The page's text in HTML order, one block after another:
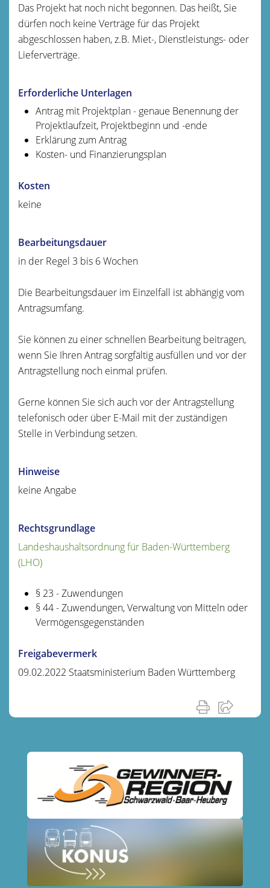
Das Projekt hat noch nicht begonnen. Das heißt, Sie
dürfen noch keine Verträge für das Projekt
abgeschlossen haben, z.B. Miet-, Dienstleistungs- oder
Lieferverträge.
Erforderliche Unterlagen
Antrag mit Projektplan - genaue Benennung der
Projektlaufzeit, Projektbeginn und -ende
Erklärung zum Antrag
Kosten- und Finanzierungsplan
Kosten
keine
Bearbeitungsdauer
in der Regel 3 bis 6 Wochen
Die Bearbeitungsdauer im Einzelfall ist abhängig vom
Antragsumfang.
Sie können zu einer schnellen Bearbeitung beitragen,
wenn Sie Ihren Antrag sorgfältig ausfüllen und vor der
Antragstellung noch einmal prüfen.
Gerne können Sie sich auch vor der Antragstellung
telefonisch oder über E-Mail mit der zuständigen
Stelle in Verbindungsetzen.
Hinweise
keine Angabe
Rechtsgrundlage
Landeshaushaltsordnung für Baden-Württemberg
(LHO)
§ 23 - Zuwendungen
§ 44 - Zuwendungen, Verwaltung von Mitteln oder
Vermögensgegenständen
Freigabevermerk
09.02.2022 Staatsministerium Baden Württemberg